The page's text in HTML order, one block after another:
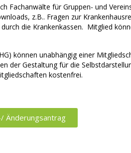
Fachanwälte für Gruppen- und
z.B.. Fragen zur
die Krankenkassen. Mitglied
können unabhängig einer
der Gestaltung für die
kostenfrei.
Änderungsantrag